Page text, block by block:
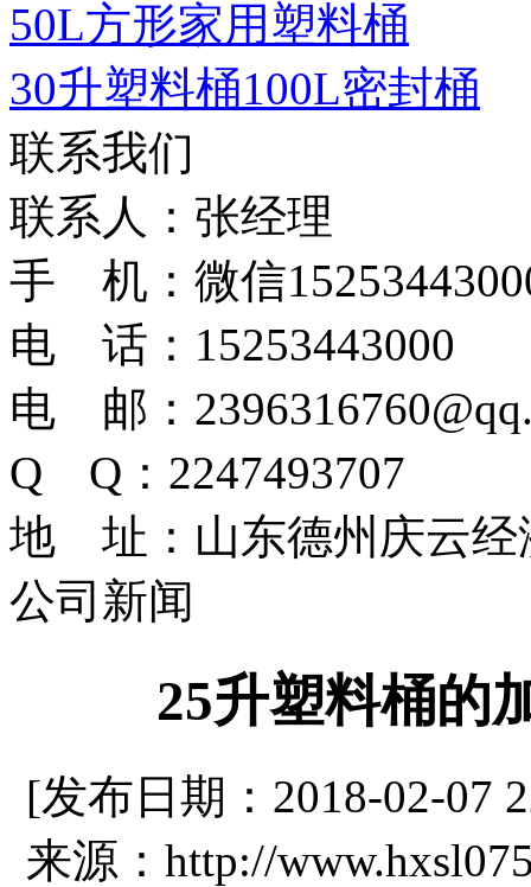
50L方形家用塑料桶
30升塑料桶100L密封桶
联系我们
联系人：张经理
手 机：微信
电 话：15253443000
电 邮：
Q Q：2247493707
地 址：山东德州庆云经
公司新闻
25升塑料桶的
[发布日期：2018-02-07
来源：http://